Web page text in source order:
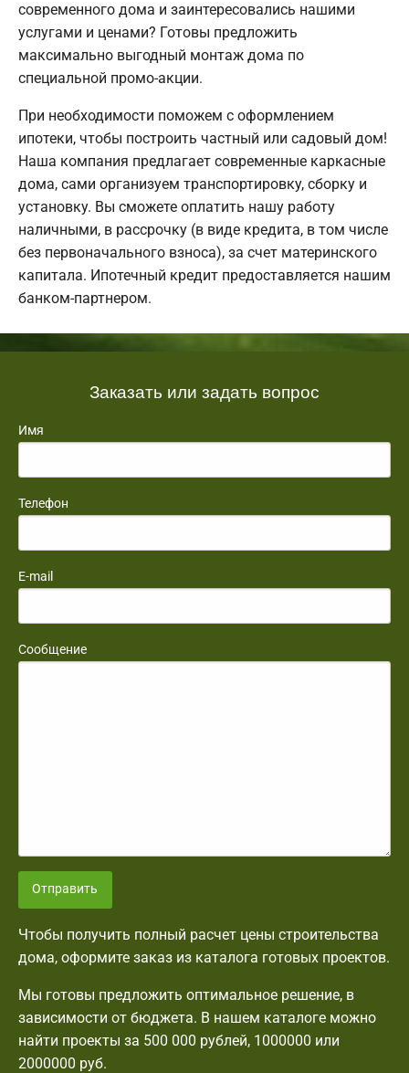
современного дома и заинтересовались нашими
услугами и ценами? Готовы предложить
максимально выгодный монтаж дома по
специальной промо-акции.
При необходимости поможем с оформлением
ипотеки, чтобы построить частный или садовый дом!
Наша компания предлагает современные каркасные
дома, сами организуем транспортировку, сборку и
установку. Вы сможете оплатить нашу работу
наличными, в рассрочку (в виде кредита, в том числе
без первоначального взноса), за счет материнского
капитала. Ипотечный кредит предоставляется нашим
банком-партнером.
Заказать или задать вопрос
Имя
Телефон
E-mail
Сообщение
Отправить
Чтобы получить полный расчет цены строительства
дома, оформите заказ из каталога готовых проектов.
Мы готовы предложить оптимальное решение, в
зависимости от бюджета. В нашем каталоге можно
найти проекты за 500 000 рублей, 1000000 или
2000000 руб.